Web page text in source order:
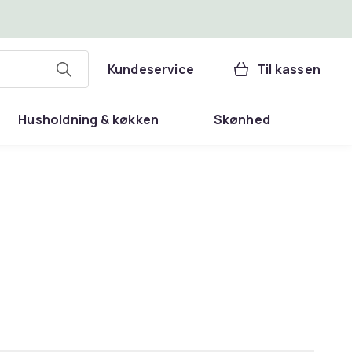
Kundeservice Til kassen
Husholdning & køkken Skønhed